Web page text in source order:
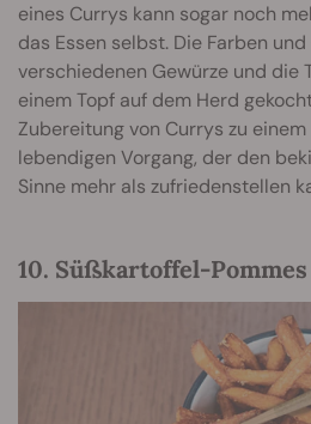
eines Currys kann sogar noch
das Essen selbst. Die Farben
verschiedenen Gewürze und die
einem Topf auf dem Herd
Zubereitung von Currys zu
lebendigen Vorgang, der den
Sinne mehr als zufriedenstellen
10. Süßkartoffel-Pommes